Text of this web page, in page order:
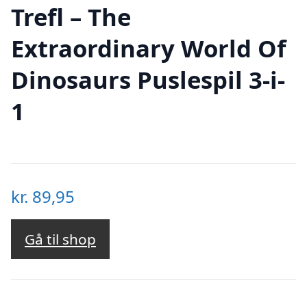
Trefl – The
Extraordinary World Of
Dinosaurs Puslespil 3-i-
1
kr. 89,95
Gå til shop